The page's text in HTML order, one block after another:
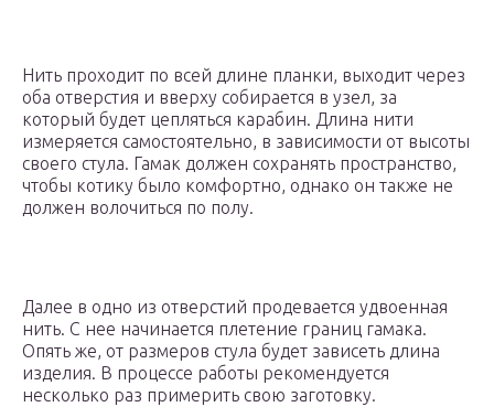
Нить проходит по всей длине планки, выходит через
оба отверстия и вверху собирается в узел, за
который будет цепляться карабин. Длина нити
измеряется самостоятельно, в зависимости от высоты
своего стула. Гамак должен сохранять пространство,
чтобы котику было комфортно, однако он также не
должен волочиться по полу.
Далее в одно из отверстий продевается удвоенная
нить. С нее начинается плетение границ гамака.
Опять же, от размеров стула будет зависеть длина
изделия. В процессе работы рекомендуется
несколько раз примерить свою заготовку.